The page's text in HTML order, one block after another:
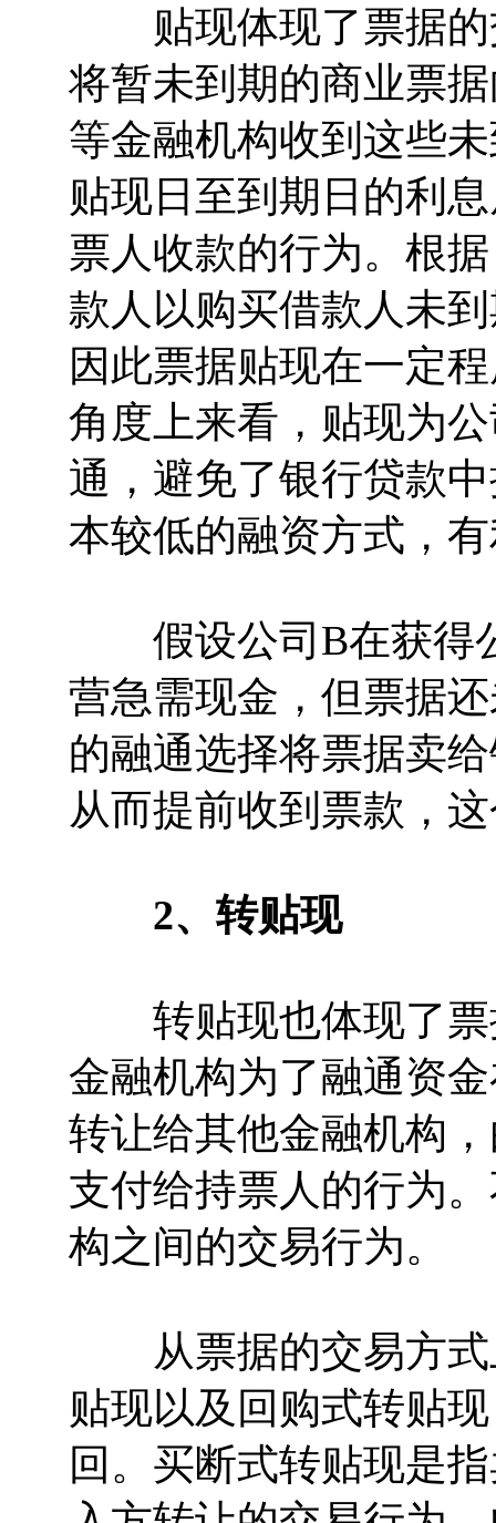
贴现体现了票据的
将暂未到期的商业票
等金融机构收到这些
贴现日至到期日的利
票人收款的行为。根
款人以购买借款人未
因此票据贴现在一定
角度上来看，贴现为
通，避免了银行贷款
本较低的融资方式，
假设公司B在获得
营急需现金，但票据
的融通选择将票据卖
从而提前收到票款，
2、转贴现
转贴现也体现了票
金融机构为了融通资
转让给其他金融机构
支付给持票人的行为
构之间的交易行为。
从票据的交易方式
贴现以及回购式转贴
回。买断式转贴现是